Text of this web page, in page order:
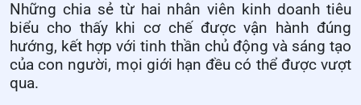
Những chia sẻ từ hai nhân viên kinh doanh tiêu
biểu cho thấy khi cơ chế được vận hành đúng
hướng, kết hợp với tinh thần chủ động và sáng tạo
của con người, mọi giới hạn đều có thể được vượt
qua.